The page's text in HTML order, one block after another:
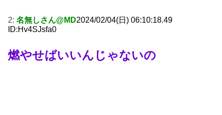
2: 名無しさん@MD2024/02/04(日) 06:10:18.49
ID:Hv4SJsfa0
燃やせばいいんじゃないの